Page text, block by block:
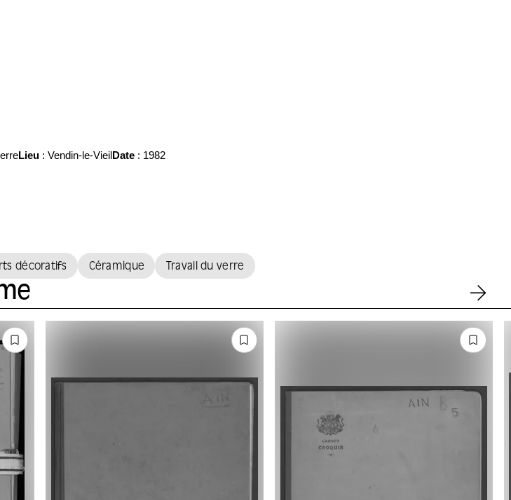
Lieu : Vendin-le-VieilDate : 1982
décoratifs Céramique Travail du verre